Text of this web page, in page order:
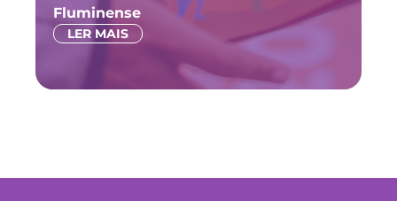
Fluminense
LER MAIS